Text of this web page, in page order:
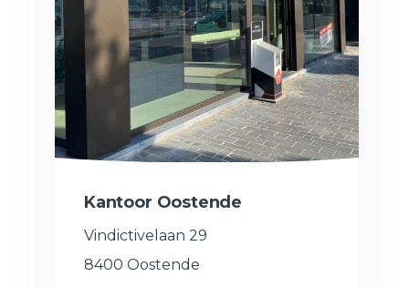
Kantoor Oostende
Vindictivelaan 29
8400 Oostende